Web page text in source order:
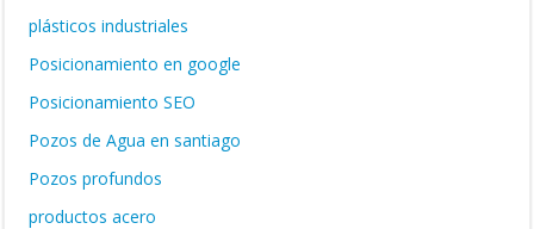
plásticos industriales
Posicionamiento en google
Posicionamiento SEO
Pozos de Agua en santiago
Pozos profundos
productos acero